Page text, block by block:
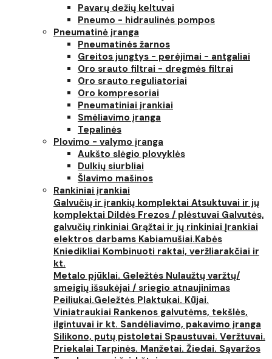
Pavarų dežių keltuvai
Pneumo - hidraulinės pompos
Pneumatinė įranga
Pneumatinės žarnos
Greitos jungtys - perėjimai - antgaliai
Oro srauto filtrai - dregmės filtrai
Oro srauto reguliatoriai
Oro kompresoriai
Pneumatiniai įrankiai
Smėliavimo įranga
Tepalinės
Plovimo - valymo įranga
Aukšto slėgio plovyklės
Dulkių siurbliai
Šlavimo mašinos
Rankiniai įrankiai
Galvučių ir įrankių komplektai Atsuktuvai ir jų
komplektai Dildės Frezos / plėstuvai Galvutės,
galvučių rinkiniai Grąžtai ir jų rinkiniai Įrankiai
elektros darbams Kabiamušiai.Kabės
Kniedikliai Kombinuoti raktai, veržliarakčiai ir
kt.
Metalo pjūklai. Geležtės Nulaužtų varžtų/
smeigių išsukėjai / sriegio atnaujinimas
Peiliukai.Geležtės Plaktukai. Kūjai.
Viniatraukiai Rankenos galvutėms, tekšlės,
ilgintuvai ir kt. Sandėliavimo, pakavimo įranga
Silikono, putų pistoletai Spaustuvai. Veržtuvai.
Priekalai Tarpinės. Manžetai. Žiedai. Sąvaržos